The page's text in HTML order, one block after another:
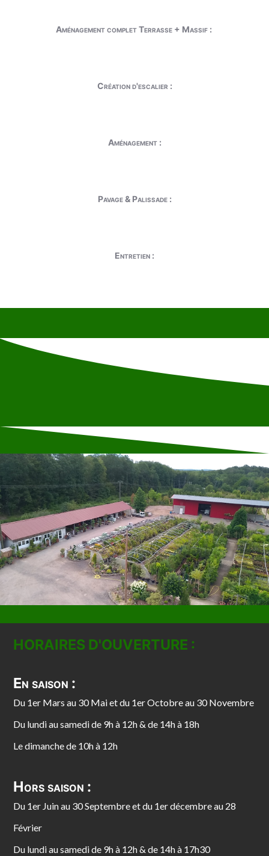
Aménagement complet Terrasse + Massif :
Création d'escalier :
Aménagement :
Pavage & Palissade :
Entretien :
HORAIRES D'OUVERTURE :
En saison :
Du 1er Mars au 30 Mai et du 1er Octobre au 30 Novembre
Du lundi au samedi de 9h à 12h & de 14h à 18h
Le dimanche de 10h à 12h
Hors saison :
Du 1er Juin au 30 Septembre et du 1er décembre au 28
Février
Du lundi au samedi de 9h à 12h & de 14h à 17h30